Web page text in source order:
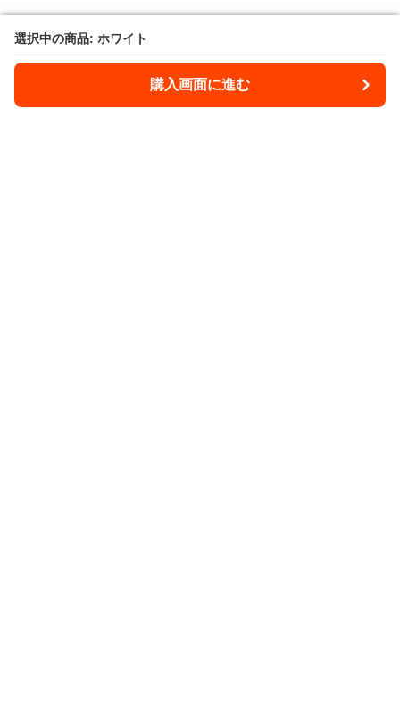
選択中の商品: ホワイト
購入画面に進む
選択中の商品: ホワイト
購入画面に進む